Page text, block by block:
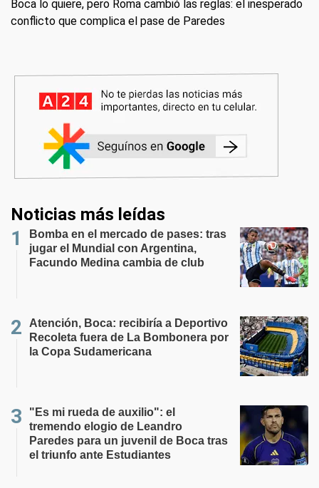
Boca lo quiere, pero Roma cambió las reglas: el inesperado
conflicto que complica el pase de Paredes
Noticias más leídas
Bomba en el mercado de pases: tras
jugar el Mundial con Argentina,
Facundo Medina cambia de club
Atención, Boca: recibiría a Deportivo
Recoleta fuera de La Bombonera por
la Copa Sudamericana
"Es mi rueda de auxilio": el
tremendo elogio de Leandro
Paredes para un juvenil de Boca tras
el triunfo ante Estudiantes